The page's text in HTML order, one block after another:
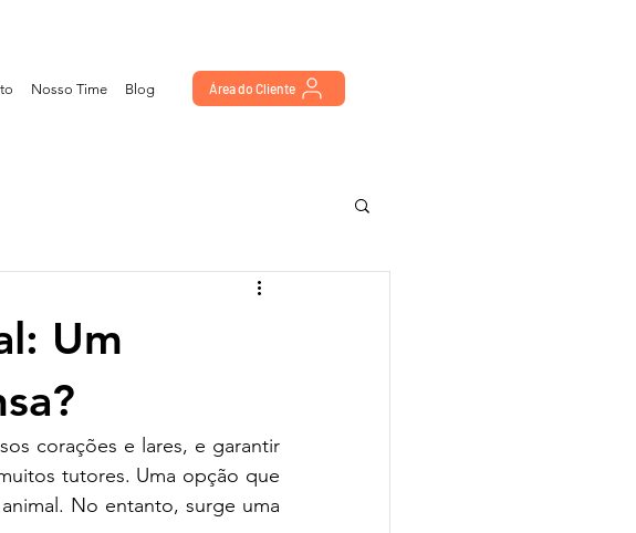
Nosso Time Blog Área do Cliente
Um
corações e lares, e garantir
tutores. Uma opção que
No entanto, surge uma